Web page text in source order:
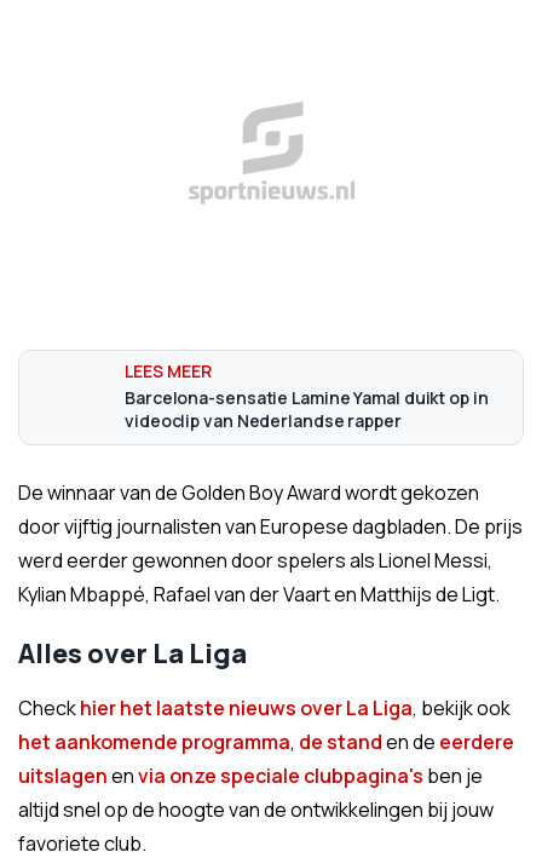
Barcelona-sensatie Lamine Yamal duikt op in
videoclip van Nederlandse rapper
De winnaar van de Golden Boy Award wordt gekozen
door vijftig journalisten van Europese dagbladen. De prijs
werd eerder gewonnen door spelers als Lionel Messi,
Kylian Mbappé, Rafael van der Vaart en Matthijs de Ligt.
Alles over La Liga
Checkhier het laatste nieuws over La Liga, bekijk ook
het aankomende programma, de standen de eerdere
uitslagenenvia onze speciale clubpagina's ben je
altijd snel op de hoogte van de ontwikkelingen bij jouw
favoriete club.